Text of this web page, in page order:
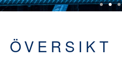
ÖVERSIKT